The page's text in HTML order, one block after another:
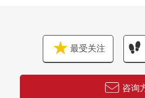
同顾客的情形相适应，合计，从
首先，在免费热线，请命令拥有
最受关注
咨询